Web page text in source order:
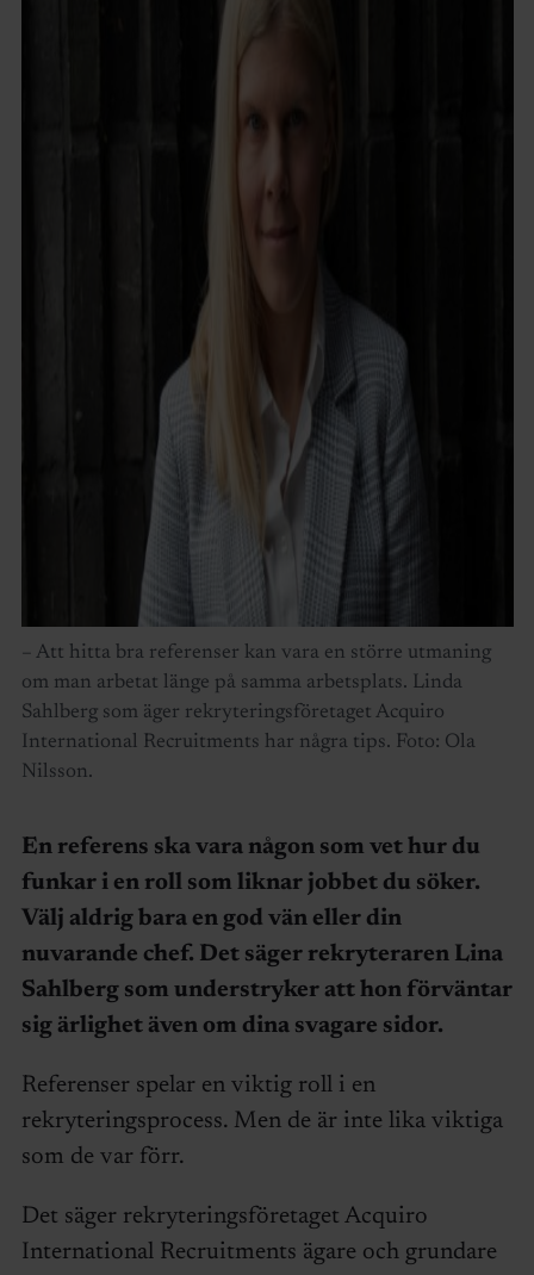
– Att hitta bra referenser kan vara en större utmaning
om man arbetat länge på samma arbetsplats. Linda
Sahlberg som äger rekryteringsföretaget Acquiro
International Recruitments har några tips. Foto: Ola
Nilsson.
En referens ska vara någon som vet hur du
funkar i en roll som liknar jobbet du söker.
Välj aldrig bara en god vän eller din
nuvarande chef. Det säger rekryteraren Lina
Sahlberg som understryker att hon förväntar
sig ärlighet även om dina svagare sidor.
Referenser spelar en viktig roll i en
rekryteringsprocess. Men de är inte lika viktiga
som de var förr.
Det säger rekryteringsföretaget Acquiro
International Recruitments ägare och grundare